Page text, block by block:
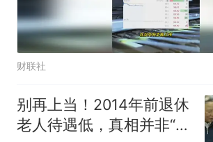
财联社
别再上当！2014年前退休
老人待遇低，真相并非“历